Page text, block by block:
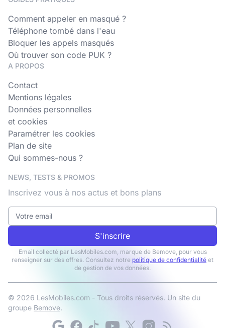
Comment appeler en masqué ?
Téléphone tombé dans l'eau
Bloquer les appels masqués
Où trouver son code PUK ?
A PROPOS
Contact
Mentions légales
Données personnelles
et cookies
Paramétrer les cookies
Plan de site
Qui sommes-nous ?
NEWS, TESTS & PROMOS
Inscrivez vous à nos actus et bons plans
S'inscrire
Email collecté par LesMobiles.com, marque de Bemove, pour vous
renseigner sur des offres. Consultez notre politique de confidentialité et
de gestion de vos données.
© 2026 LesMobiles.com - Tous droits réservés. Un site du
groupe Bemove.